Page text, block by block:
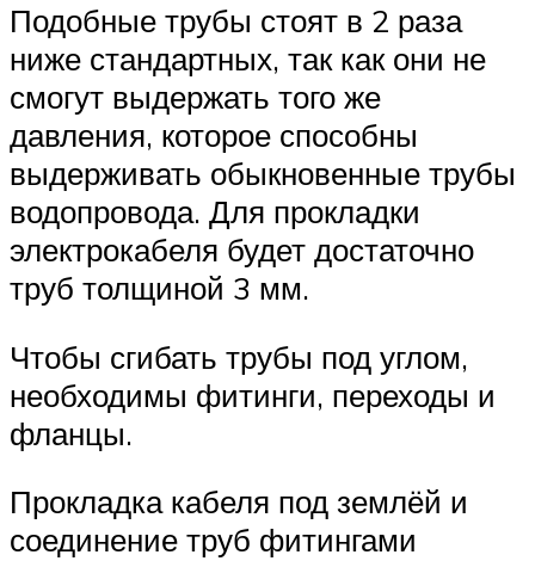
Подобные трубы стоят в 2 раза
ниже стандартных, так как они не
смогут выдержать того же
давления, которое способны
выдерживать обыкновенные трубы
водопровода. Для прокладки
электрокабеля будет достаточно
труб толщиной 3 мм.
Чтобы сгибать трубы под углом,
необходимы фитинги, переходы и
фланцы.
Прокладка кабеля под землёй и
соединение труб фитингами